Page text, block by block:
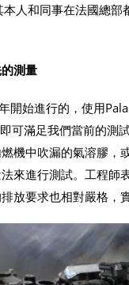
人和同事在法國總
測量
開始進行的，使用
可滿足我們當前的測
機中吹漏的氣溶膠
來進行測試。工程
放要求也相對嚴格，